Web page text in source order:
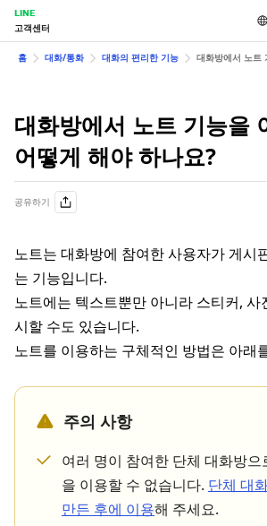
LINE
고객센터
홈 대화/통화 대화의 편리한 기능 대화방에서 노트
대화방에서 노트 기능을
어떻게 해야 하나요?
공유하기
노트는 대화방에 참여한 사용자가 게시
는 기능입니다.
노트에는 텍스트뿐만 아니라 스티커, 사
시할 수도 있습니다.
노트를 이용하는 구체적인 방법은 아래
주의 사항
여러 명이 참여한 단체 대화방으
을 이용할 수 없습니다. 단체 대
만든 후에 이용해 주세요.